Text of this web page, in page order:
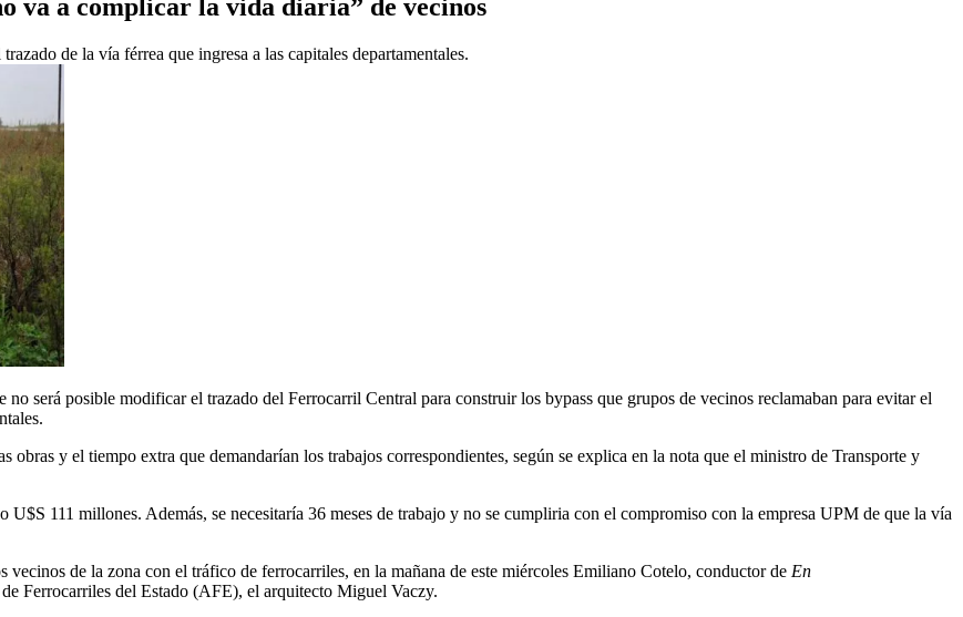
va a complicar la vida diaria” de vecinos
de la vía férrea que ingresa a las capitales departamentales.
será posible modificar el trazado del Ferrocarril Central para construir los bypass que grupos de vecinos reclamaban para evitar el
y el tiempo extra que demandarían los trabajos correspondientes, según se explica en la nota que el ministro de Transporte y
111 millones. Además, se necesitaría 36 meses de trabajo y no se cumpliria con el compromiso con la empresa UPM de que la vía
vecinos de la zona con el tráfico de ferrocarriles, en la mañana de este miércoles Emiliano Cotelo, conductor de En
Ferrocarriles del Estado (AFE), el arquitecto Miguel Vaczy.